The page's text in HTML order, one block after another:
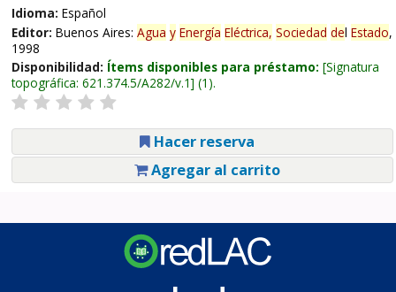
Idioma: Español
Editor: Buenos Aires: Agua y Energía Eléctrica, Sociedad del Estado,
1998
Disponibilidad: Ítems disponibles para préstamo: Signatura
topográfica: 621.374.5/A282/v.1 (1).
Hacer reserva
Agregar al carrito